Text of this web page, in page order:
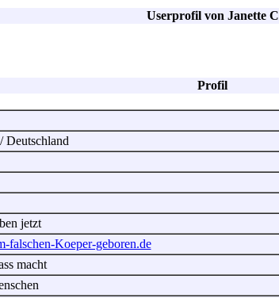
Userprofil von Janette C
Profil
Deutschland
jetzt
falschen-Koeper-geboren.de
macht